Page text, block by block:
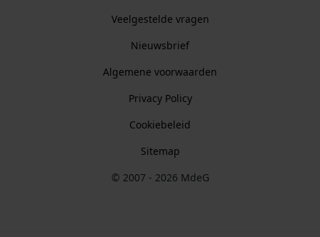
Veelgestelde vragen
Nieuwsbrief
Algemene voorwaarden
Privacy Policy
Cookiebeleid
Sitemap
© 2007 - 2026 MdeG